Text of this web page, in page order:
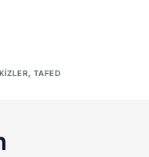
, TAFED